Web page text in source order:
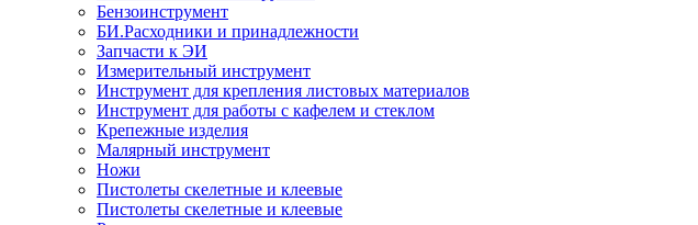
Бензоинструмент
БИ.Расходники и принадлежности
Запчасти к ЭИ
Измерительный инструмент
Инструмент для крепления листовых материалов
Инструмент для работы с кафелем и стеклом
Крепежные изделия
Малярный инструмент
Ножи
Пистолеты скелетные и клеевые
Пистолеты скелетные и клеевые